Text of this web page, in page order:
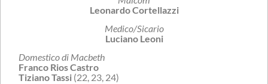
Leonardo Cortellazzi
Medico/Sicario
Luciano Leoni
Domestico di Macbeth
Franco Rios Castro
Tiziano Tassi (22, 23, 24)